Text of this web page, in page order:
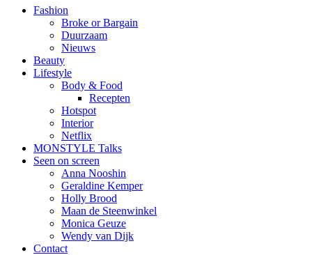
Fashion
Broke or Bargain
Duurzaam
Nieuws
Beauty
Lifestyle
Body & Food
Recepten
Hotspot
Interior
Netflix
MONSTYLE Talks
Seen on screen
Anna Nooshin
Geraldine Kemper
Holly Brood
Maan de Steenwinkel
Monica Geuze
Wendy van Dijk
Contact